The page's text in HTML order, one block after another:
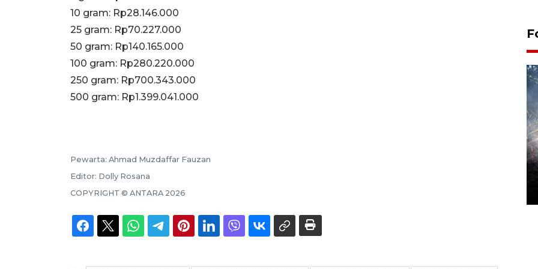
10 gram: Rp28.146.000
‎25 gram: Rp70.227.000
‎50 gram: Rp140.165.000
‎100 gram: Rp280.220.000
250 gram: Rp700.343.000
‎500 gram: Rp1.399.041.000
Pewarta: Ahmad Muzdaffar Fauzan
Editor: Dolly Rosana
COPYRIGHT © ANTARA 2026